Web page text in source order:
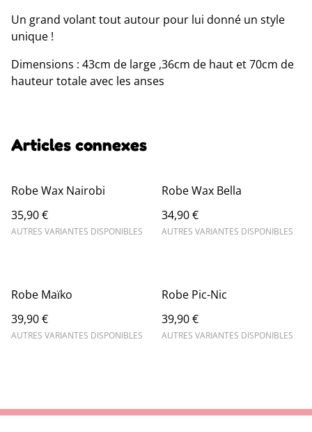
Un grand volant tout autour pour lui donné un style
unique !
Dimensions : 43cm de large ,36cm de haut et 70cm de
hauteur totale avec les anses
Articles connexes
Robe Wax Nairobi
35,90 €
AUTRES VARIANTES DISPONIBLES
Robe Wax Bella
34,90 €
AUTRES VARIANTES DISPONIBLES
Robe Maïko
39,90 €
AUTRES VARIANTES DISPONIBLES
Robe Pic-Nic
39,90 €
AUTRES VARIANTES DISPONIBLES